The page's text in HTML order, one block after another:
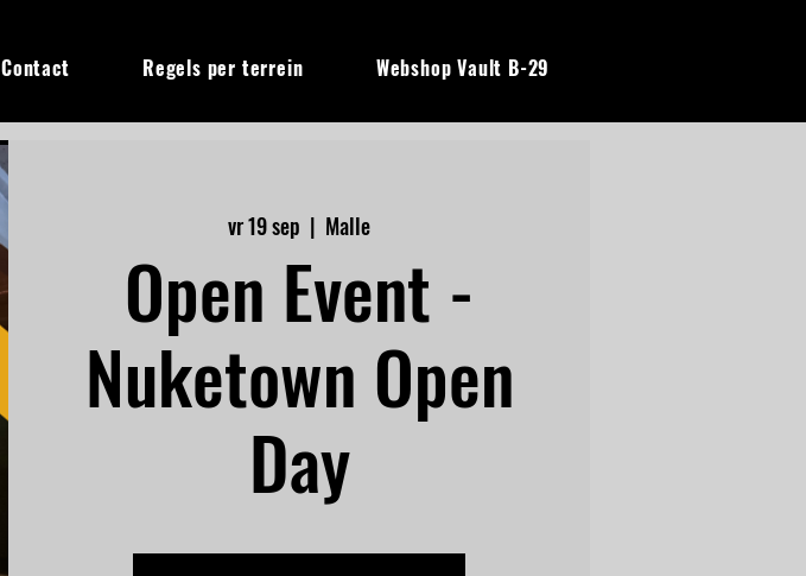
vr 19 sep
  |
Malle
Open Event -
Nuketown Open
Day
Contact Regels per terrein Webshop Vault B-29